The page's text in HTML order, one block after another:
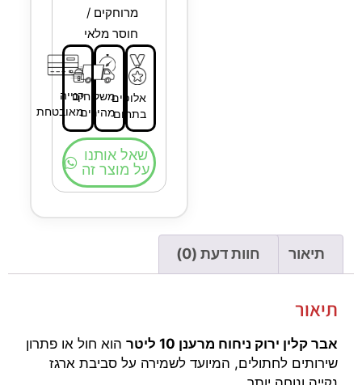
מרוחקים /
חוסר מלאי
אלופים
בתחום
משלוחים
מהירים
קנייה
מאובטחת
שאל אותנו
על מוצר זה
תיאור חוות דעת (0)
תיאור
אבר קלין ירוק ניחוח מרענן 10 ליטר
הוא חול או פתרון
שירותים לחתולים, המיועד לשמירה על סביבת ארגז